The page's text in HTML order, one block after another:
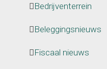
Bedrijventerrein
Beleggingsnieuws
Fiscaal nieuws